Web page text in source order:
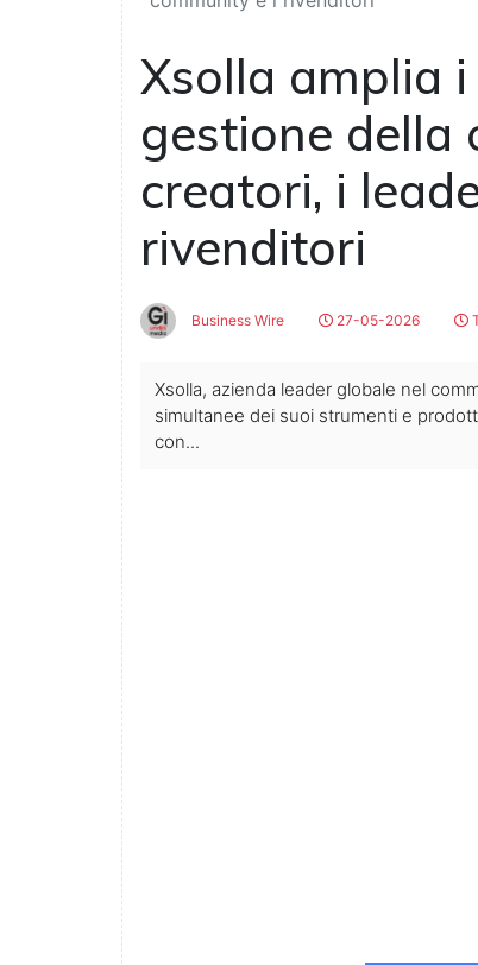
Xsolla amplia
gestione della
creatori, i
rivenditori
Business Wire 27-05-2026
Xsolla, azienda leader globale nel
simultanee dei suoi strumenti e
con...